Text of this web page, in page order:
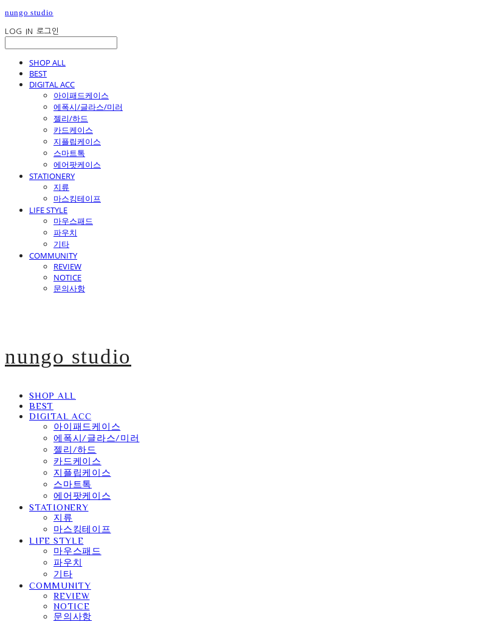
nungo studio
LOG IN 로그인
SHOP ALL
BEST
DIGITAL ACC
아이패드케이스
에폭시/글라스/미러
젤리/하드
카드케이스
지플립케이스
스마트톡
에어팟케이스
STATIONERY
지류
마스킹테이프
LIFE STYLE
마우스패드
파우치
기타
COMMUNITY
REVIEW
NOTICE
문의사항
nungo studio
SHOP ALL
BEST
DIGITAL ACC
아이패드케이스
에폭시/글라스/미러
젤리/하드
카드케이스
지플립케이스
스마트톡
에어팟케이스
STATIONERY
지류
마스킹테이프
LIFE STYLE
마우스패드
파우치
기타
COMMUNITY
REVIEW
NOTICE
문의사항